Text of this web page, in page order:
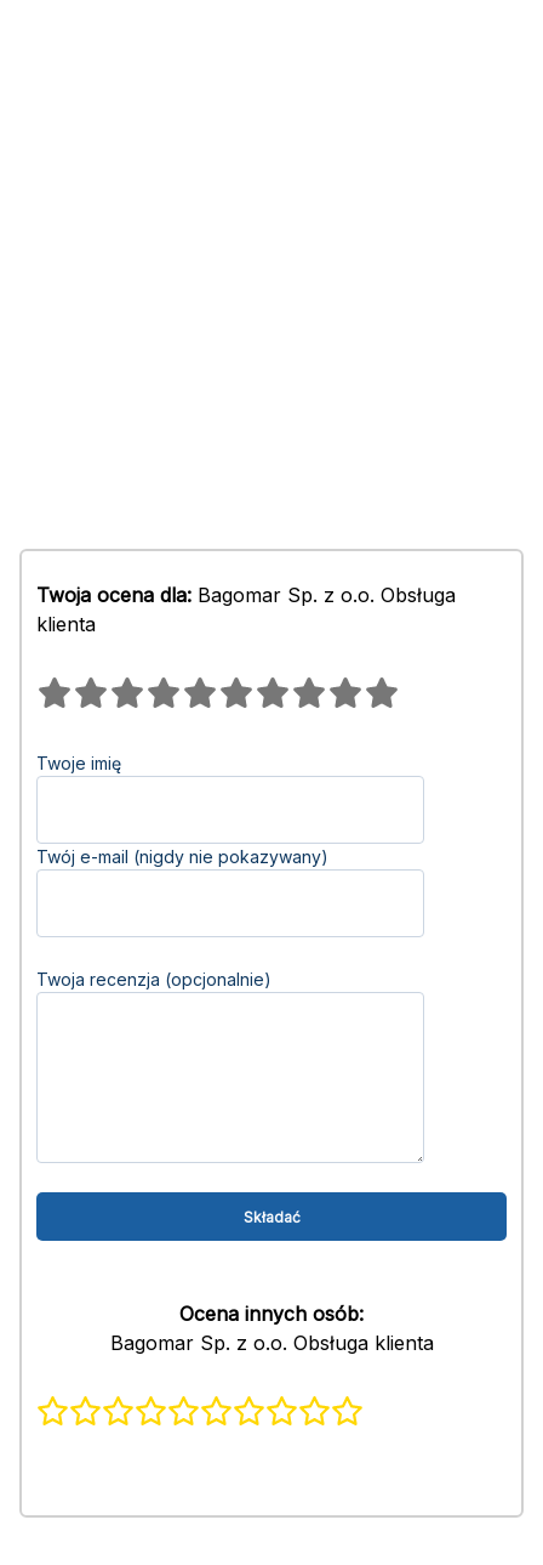
Twoja ocena dla: Bagomar Sp. z o.o. Obsługa
klienta
Twoje imię
Twój e-mail (nigdy nie pokazywany)
Twoja recenzja (opcjonalnie)
Ocena innych osób:
Bagomar Sp. z o.o. Obsługa klienta